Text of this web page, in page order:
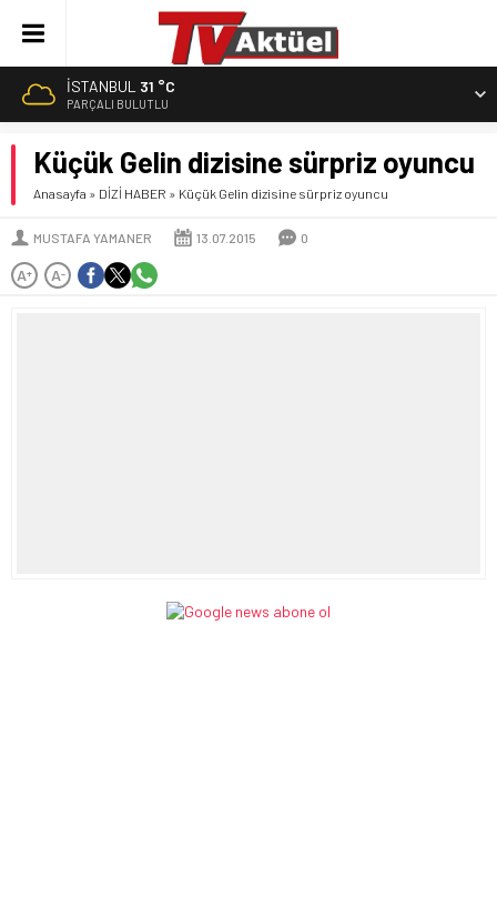
İSTANBUL 31 °C
PARÇALI BULUTLU
Küçük Gelin dizisine sürpriz oyuncu
Anasayfa » DİZİ HABER » Küçük Gelin dizisine sürpriz oyuncu
MUSTAFA YAMANER 13.07.2015 0
A+ A-